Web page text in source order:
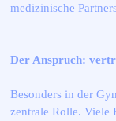
medizinische
Der Anspruch:
Besonders in der
zentrale Rolle. Viele